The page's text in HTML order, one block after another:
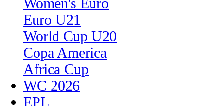
Euro U21
World Cup U20
Copa America
Africa Cup
WC 2026
EPL